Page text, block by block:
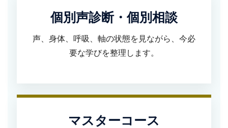
個別声診断・個別相談
声、身体、呼吸、軸の状態を見ながら、今必
要な学びを整理します。
マスターコース